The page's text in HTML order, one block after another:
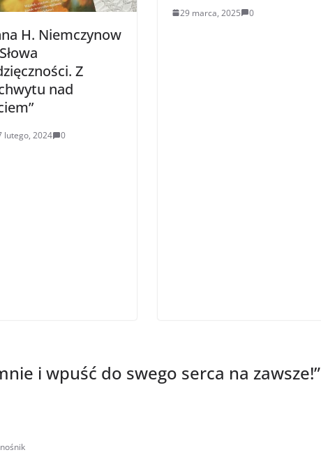
H. Niemczynow
Z
nad
lutego, 2024 0
29 marca, 2025 0
i wpuść do swego serca na zawsze!”